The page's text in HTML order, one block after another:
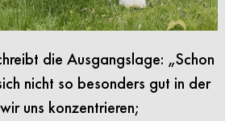
die Ausgangslage: „Schon
nicht so besonders gut in der
uns konzentrieren;